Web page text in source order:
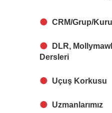
CRM/Grup/
DLR,
Dersleri
Uçuş Korkusu
Uzmanlarımız